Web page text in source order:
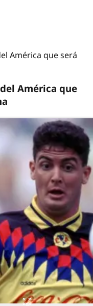
América que será
América que